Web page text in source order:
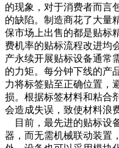
的现象，对于消费者而言
的缺陷。制造商花了大量
保市场上出售的都是贴标
费机率的贴标流程改进均
产永续开展贴标设备通常
的力矩。每分钟下线的产
力将标签贴至正确位置，
损。根据标签材料和粘合
会造成失误，致使材料浪
目前，最先进的贴标设
器，而无需机械联动装置